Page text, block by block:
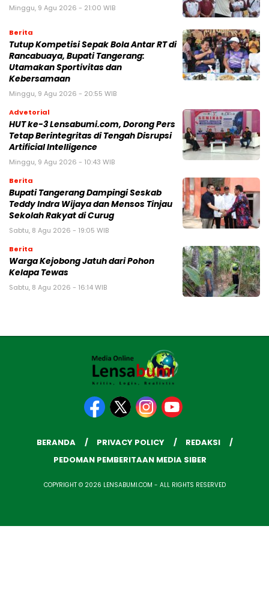
Minggu, 9 Agu 2026 - 21:00 WIB
Berita
Tutup Kompetisi Sepak Bola Antar RT di
Rancabuaya, Bupati Tangerang:
Utamakan Sportivitas dan
Kebersamaan
Minggu, 9 Agu 2026 - 20:55 WIB
Advetorial
HUT ke-3 Lensabumi.com, Dorong Pers
Tetap Berintegritas di Tengah Disrupsi
Artificial Intelligence
Minggu, 9 Agu 2026 - 10:43 WIB
Berita
Bupati Tangerang Dampingi Seskab
Teddy Indra Wijaya dan Mensos Tinjau
Sekolah Rakyat di Curug
Sabtu, 8 Agu 2026 - 19:05 WIB
Berita
Warga Kejobong Jatuh dari Pohon
Kelapa Tewas
Sabtu, 8 Agu 2026 - 16:14 WIB
BERANDA PRIVACY POLICY
REDAKSI
PEDOMAN PEMBERITAAN MEDIA SIBER
COPYRIGHT © 2026 LENSABUMI.COM - ALL RIGHTS RESERVED